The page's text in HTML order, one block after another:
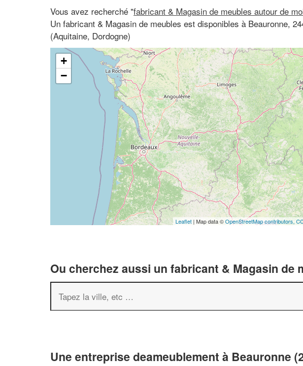
Vous avez recherché "fabricant & Magasin de meubles autour de
Un fabricant & Magasin de meubles est disponibles à Beauronne,
(Aquitaine, Dordogne)
+
−
Leaflet | Map data ©OpenStreetMap contributors,
Ou cherchez aussi un fabricant & Magasin
Une entreprise deameublement à Beauronne